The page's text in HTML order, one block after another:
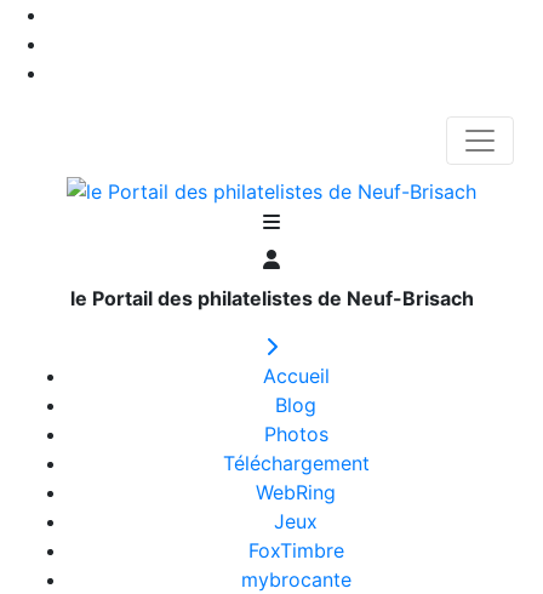
le Portail des philatelistes de Neuf-Brisach
Accueil
Blog
Photos
Téléchargement
WebRing
Jeux
FoxTimbre
mybrocante